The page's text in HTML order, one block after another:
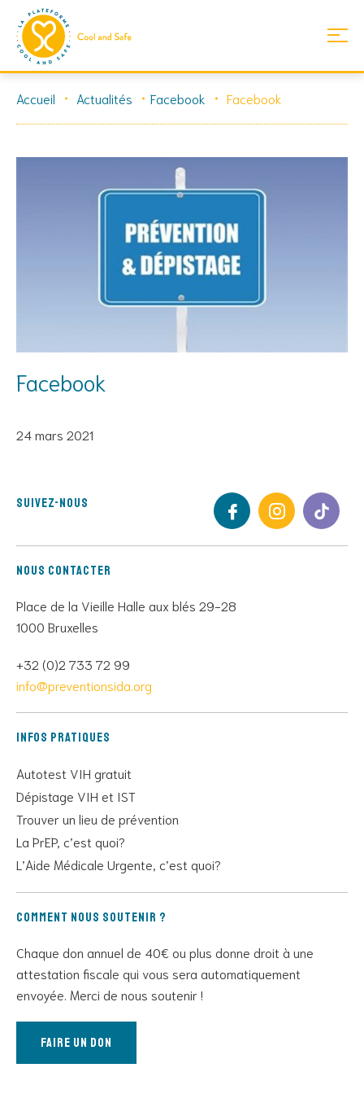
Accueil Actualités Facebook Facebook
Facebook
24 mars 2021
Suivez-nous
Nous contacter
Place de la Vieille Halle aux blés 29-28
1000 Bruxelles
+32 (0)2 733 72 99
info@preventionsida.org
Infos pratiques
Autotest VIH gratuit
Dépistage VIH et IST
Trouver un lieu de prévention
La PrEP, c’est quoi?
L’Aide Médicale Urgente, c’est quoi?
Comment nous soutenir ?
Chaque don annuel de 40€ ou plus donne droit à une
attestation fiscale qui vous sera automatiquement
envoyée. Merci de nous soutenir !
Faire un don